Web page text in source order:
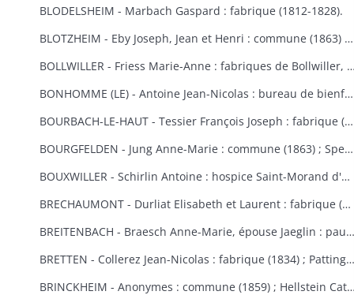
BLODELSHEIM - Marbach Gaspard : fabrique (1812-1828).
BLOTZHEIM - Eby Joseph, Jean et Henri : commune (1863) ; Hertzog Jean Antoine : bureau de bienfaisance (1851) ; Moser Ursule : fabrique (1851) ; Rein Madeleine et Rein ?, épouse Berra : bureau de bienfaisance (1862-1867) ; Schermesser Guillaume : pauvres (1853) ; Thannberger Jean : commune (1861) ; Verger (de) Jean-Baptiste et de Noël Annette, épouse de Verger : pauvres (1853).
BOLLWILLER - Friess Marie-Anne : fabriques de Bollwiller, de Feldkirch et de Soultzmatt (1864).
BONHOMME (LE) - Antoine Jean-Nicolas : bureau de bienfaisance (1862-1865) ; Cowreau Jean-Baptiste : fabrique (1846-1857) ; Herque Marie, épouse Jeanclaude : commune (1855) ; Humbert Jean-Baptiste : fabrique (1859) ; Simon Jean-Baptiste (1846) ; Vautrinot Marie-Marguerite, épouse Sitte : pauvres (1853).
BOURBACH-LE-HAUT - Tessier François Joseph : fabrique (1853).
BOURGFELDEN - Jung Anne-Marie : commune (1863) ; Spenlihauer Christophe : commune (1869).
BOUXWILLER - Schirlin Antoine : hospice Saint-Morand d'Altkirch (1867) ; Stehlin François Joseph : fabriques de Bouxwiller et de Raedersdorf (1854).
BRECHAUMONT - Durliat Elisabeth et Laurent : fabrique (1851-1856) ; Gerber Catherine : fabrique (1860).
BREITENBACH - Braesch Anne-Marie, épouse Jaeglin : pauvres (1856) ; Wodey Martin : commune (1869).
BRETTEN - Collerez Jean-Nicolas : fabrique (1834) ; Pattingre : fabrique et pauvres (1828) ; Suisse Rémy : fabrique (1848).
BRINCKHEIM - Anonymes : commune (1859) ; Hellstein Catherine, épouse Spery, Spery Joseph : fabrique (1823) ; Stoecklin Joseph : fabrique (1828) ; Wespisser Bernard, Baumann Marie-Anne : fabrique (1820-1847).